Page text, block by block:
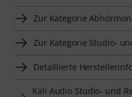
Zur Kategorie
Zur Kategorie Studio-
Detaillierte
Kali Audio Studio- und